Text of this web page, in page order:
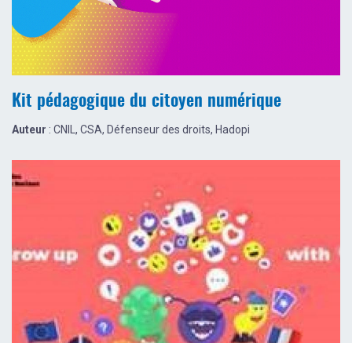
Kit pédagogique du citoyen numérique
Auteur : CNIL, CSA, Défenseur des droits, Hadopi